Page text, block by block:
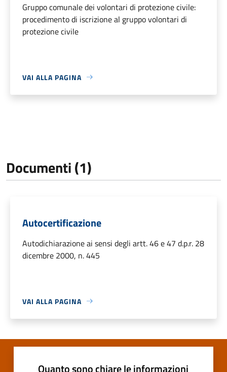
Gruppo comunale dei volontari di protezione civile:
procedimento di iscrizione al gruppo volontari di
protezione civile
VAI ALLA PAGINA
Documenti (1)
Autocertificazione
Autodichiarazione ai sensi degli artt. 46 e 47 d.p.r. 28
dicembre 2000, n. 445
VAI ALLA PAGINA
Quanto sono chiare le informazioni